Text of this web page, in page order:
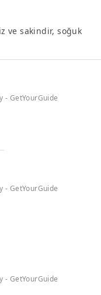
ve sakindir, soğuk
- GetYourGuide
- GetYourGuide
- GetYourGuide